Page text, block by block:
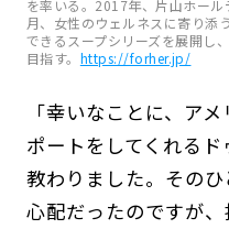
を率いる。2017年、片山ホー
月、女性のウェルネスに寄り添
できるスープシリーズを展開し
目指す。 https://forher.jp/
「幸いなことに、ア
ポートをしてくれる
教わりました。その
心配だったのですが